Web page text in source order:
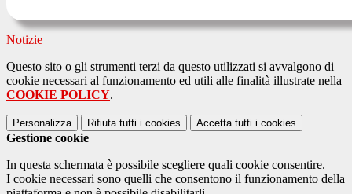
Notizie
Questo sito o gli strumenti terzi da questo utilizzati si avvalgono di
cookie necessari al funzionamento ed utili alle finalità illustrate nella
COOKIE POLICY.
Personalizza Rifiuta tutti i cookies Accetta tutti i cookies
Gestione cookie
In questa schermata è possibile scegliere quali cookie consentire.
I cookie necessari sono quelli che consentono il funzionamento della